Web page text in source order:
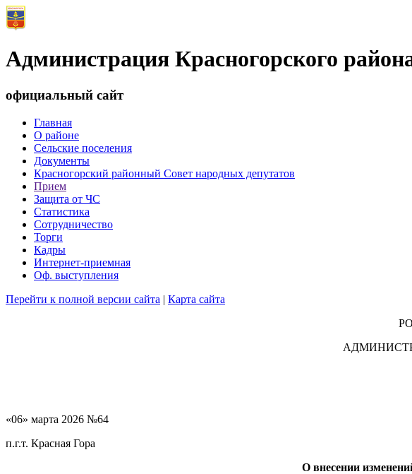
Администрация Красногорского
официальный сайт
Главная
О районе
Сельские поселения
Документы
Красногорский районный Совет народных депутатов
Прием
Защита от ЧС
Статистика
Сотрудничество
Торги
Кадры
Интернет-приемная
Оф. выступления
Перейти к полной версии сайта | Карта сайта
«06» марта 2026 №64
п.г.т. Красная Гора
О внесении